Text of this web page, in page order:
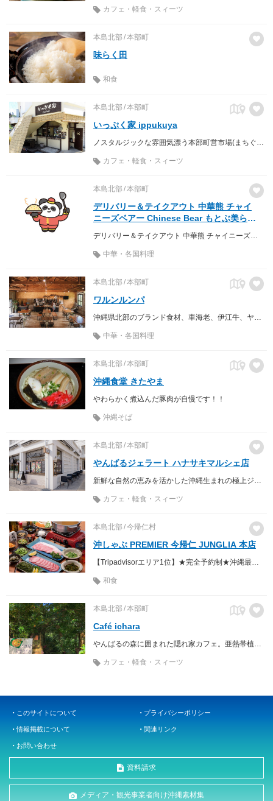
カフェ・軽食・スィーツ
本島北部 本部町
味らく田
和食
本島北部 本部町
いっぷく家 ippukuya
カフェ・軽食・スィーツ
本島北部 本部町
デリバリー＆テイクアウト 中華熊 チャイ
ニーズベアー Chinese Bear もとぶ美ら海
デリバリー＆テイクアウト 中華熊 チャイニーズベアー Chinese Bear もとぶ美ら海店
中華・各国料理
本島北部 本部町
ワルンルンパ
中華・各国料理
本島北部 本部町
沖縄食堂 きたやま
やわらかく煮込んだ豚肉が自慢です！！
沖縄そば
本島北部 本部町
やんばるジェラート ハナサキマルシェ店
カフェ・軽食・スィーツ
本島北部 今帰仁村
沖しゃぶ PREMIER 今帰仁 JUNGLIA 本店
【Tripadvisorエリア1位】★完全予約制★沖縄最高級の絶品しゃぶしゃぶ♪
和食
本島北部 本部町
Café ichara
カフェ・軽食・スィーツ
このサイトについて プライバシーポリシー
情報掲載について 関連リンク
お問い合わせ
資料請求
メディア・観光事業者向け沖縄素材集